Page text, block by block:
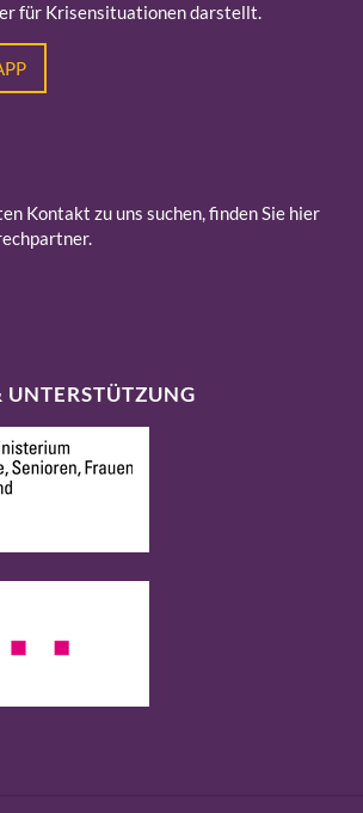
für Krisensituationen darstellt.
Kontakt zu uns suchen, finden Sie hier
UNTERSTÜTZUNG